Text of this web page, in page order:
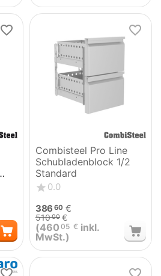
Combisteel Pro Line
Schubladenblock 1/2
Standard
0.0
386 60 €
51000 €
(460 05 € inkl.
MwSt.)